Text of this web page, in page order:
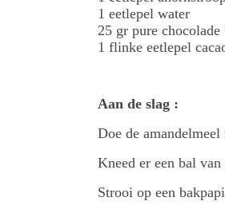
1 eetlepel water
25 gr pure
1 flinke eetlepel
Aan de slag :
Doe de
Kneed er een bal
Strooi op een